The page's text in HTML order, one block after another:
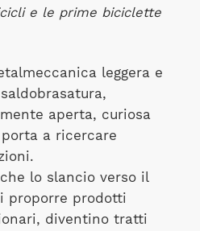
e le prime biciclette
leggera e
aperta, curiosa
a ricercare
lo slancio verso il
proporre prodotti
diventino tratti